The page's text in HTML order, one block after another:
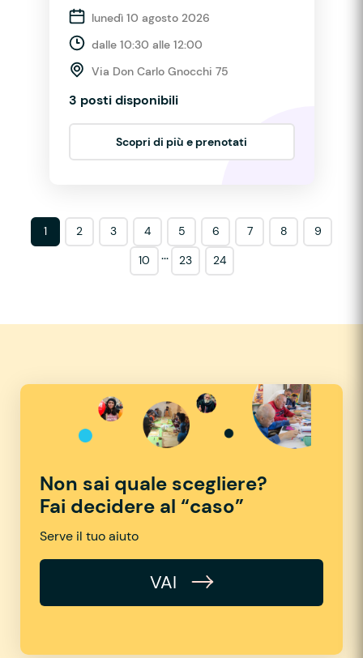
lunedì 10 agosto 2026
dalle 10:30 alle 12:00
Via Don Carlo Gnocchi 75
3 posti disponibili
Scopri di più e prenotati
1 2 3 4 5 6 7 8
9
10
... 23 24
Non sai quale scegliere?
Fai decidere al “caso”
Serve il tuo aiuto
VAI